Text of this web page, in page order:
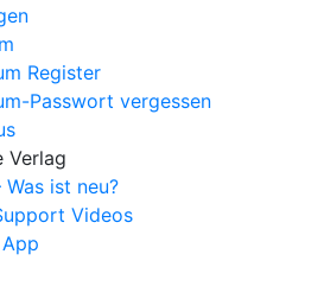
Register
Passwort vergessen
Verlag
Was ist neu?
Videos